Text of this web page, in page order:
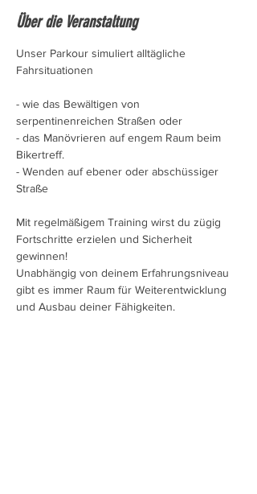
Über die Veranstaltung
Unser Parkour simuliert alltägliche
Fahrsituationen
- wie das Bewältigen von
serpentinenreichen Straßen oder
- das Manövrieren auf engem Raum beim
Bikertreff.
- Wenden auf ebener oder abschüssiger
Straße
Mit regelmäßigem Training wirst du zügig
Fortschritte erzielen und Sicherheit
gewinnen!
Unabhängig von deinem Erfahrungsniveau
gibt es immer Raum für Weiterentwicklung
und Ausbau deiner Fähigkeiten.